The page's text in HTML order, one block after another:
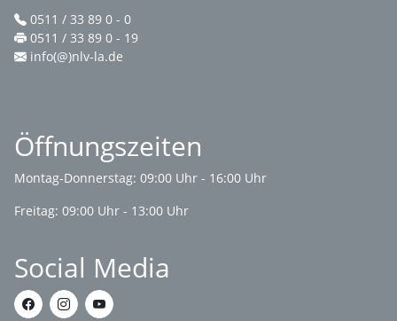
0511 / 33 89 0 - 0
0511 / 33 89 0 - 19
info(@)nlv-la.de
Öffnungszeiten
Montag-Donnerstag: 09:00 Uhr - 16:00 Uhr
Freitag: 09:00 Uhr - 13:00 Uhr
Social Media